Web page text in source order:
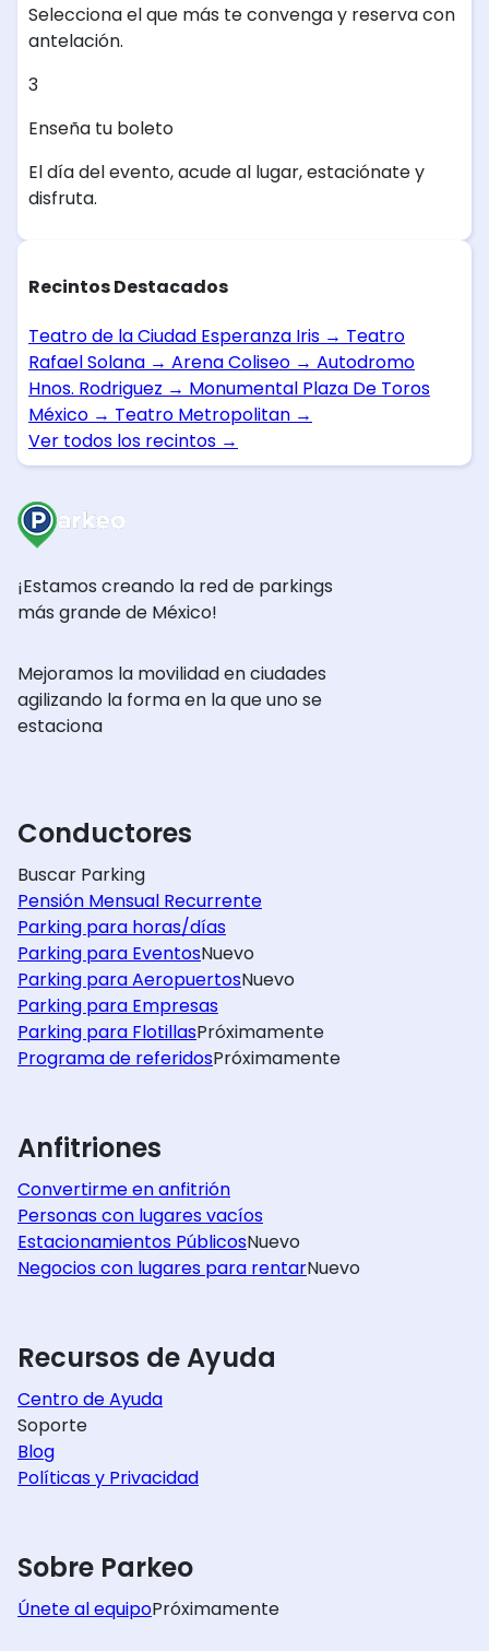
Selecciona el que más te convenga y reserva con
antelación.
3
Enseña tu boleto
El día del evento, acude al lugar, estaciónate y
disfruta.
Recintos Destacados
Teatro de la Ciudad Esperanza Iris → Teatro
Rafael Solana → Arena Coliseo → Autodromo
Hnos. Rodriguez → Monumental Plaza De Toros
México → Teatro Metropolitan →
Ver todos los recintos →
¡Estamos creando la red de parkings
más grande de México!
Mejoramos la movilidad en ciudades
agilizando la forma en la que uno se
estaciona
Conductores
Buscar Parking
Pensión Mensual Recurrente
Parking para horas/días
Parking para EventosNuevo
Parking para AeropuertosNuevo
Parking para Empresas
Parking para FlotillasPróximamente
Programa de referidosPróximamente
Anfitriones
Convertirme en anfitrión
Personas con lugares vacíos
Estacionamientos PúblicosNuevo
Negocios con lugares para rentarNuevo
Recursos de Ayuda
Centro de Ayuda
Soporte
Blog
Políticas y Privacidad
Sobre Parkeo
Únete al equipoPróximamente